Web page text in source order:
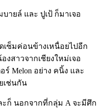
ายล์ และ ปูเป้ ก็มาเจอ
เซ็มค่อนข้างเหนื่อยไปอีก
งสาวจากเชียงใหม่เจอ
ร์ Melon อย่าง คนิ้ง และ
เช่นกัน
ก็ นอกจากที่กลุ่ม A จะมีศึก